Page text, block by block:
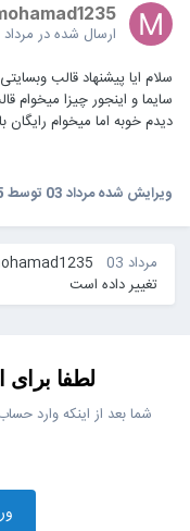
ارسال شده در مرداد 03
سلام ایا پیشنهاد قالب
سایما و اینجور چیزا میخوام
دیدم خوبه اما میخوام رایگان
ویرایش شدهمرداد 03 توسط mohamad1235
مرداد 03
تغییر داده است
لطفا برای
شما بعد از اینکه وارد